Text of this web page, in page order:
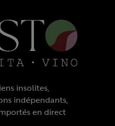
insolites,
indépendants,
en direct